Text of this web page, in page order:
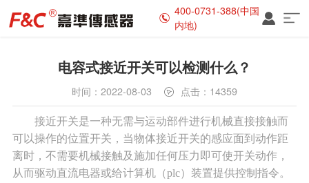
400-0731-388(中国
内地)
电容式接近开关可以检测什么？
时间：2022-08-03 点击：14359
接近开关是一种无需与运动部件进行机械直接接触而
可以操作的位置开关，当物体接近开关的感应面到动作距
离时，不需要机械接触及施加任何压力即可使开关动作，
从而驱动直流电器或给计算机（plc）装置提供控制指令。